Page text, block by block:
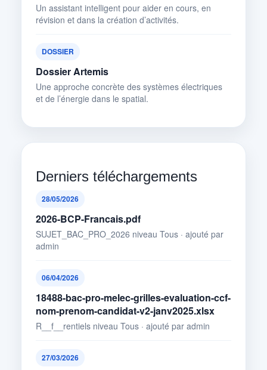
Un assistant intelligent pour aider en cours, en
révision et dans la création d’activités.
DOSSIER
Dossier Artemis
Une approche concrète des systèmes électriques
et de l’énergie dans le spatial.
Derniers téléchargements
28/05/2026
2026-BCP-Francais.pdf
SUJET_BAC_PRO_2026 niveau Tous · ajouté par
admin
06/04/2026
18488-bac-pro-melec-grilles-evaluation-ccf-
nom-prenom-candidat-v2-janv2025.xlsx
R__f__rentiels niveau Tous · ajouté par admin
27/03/2026